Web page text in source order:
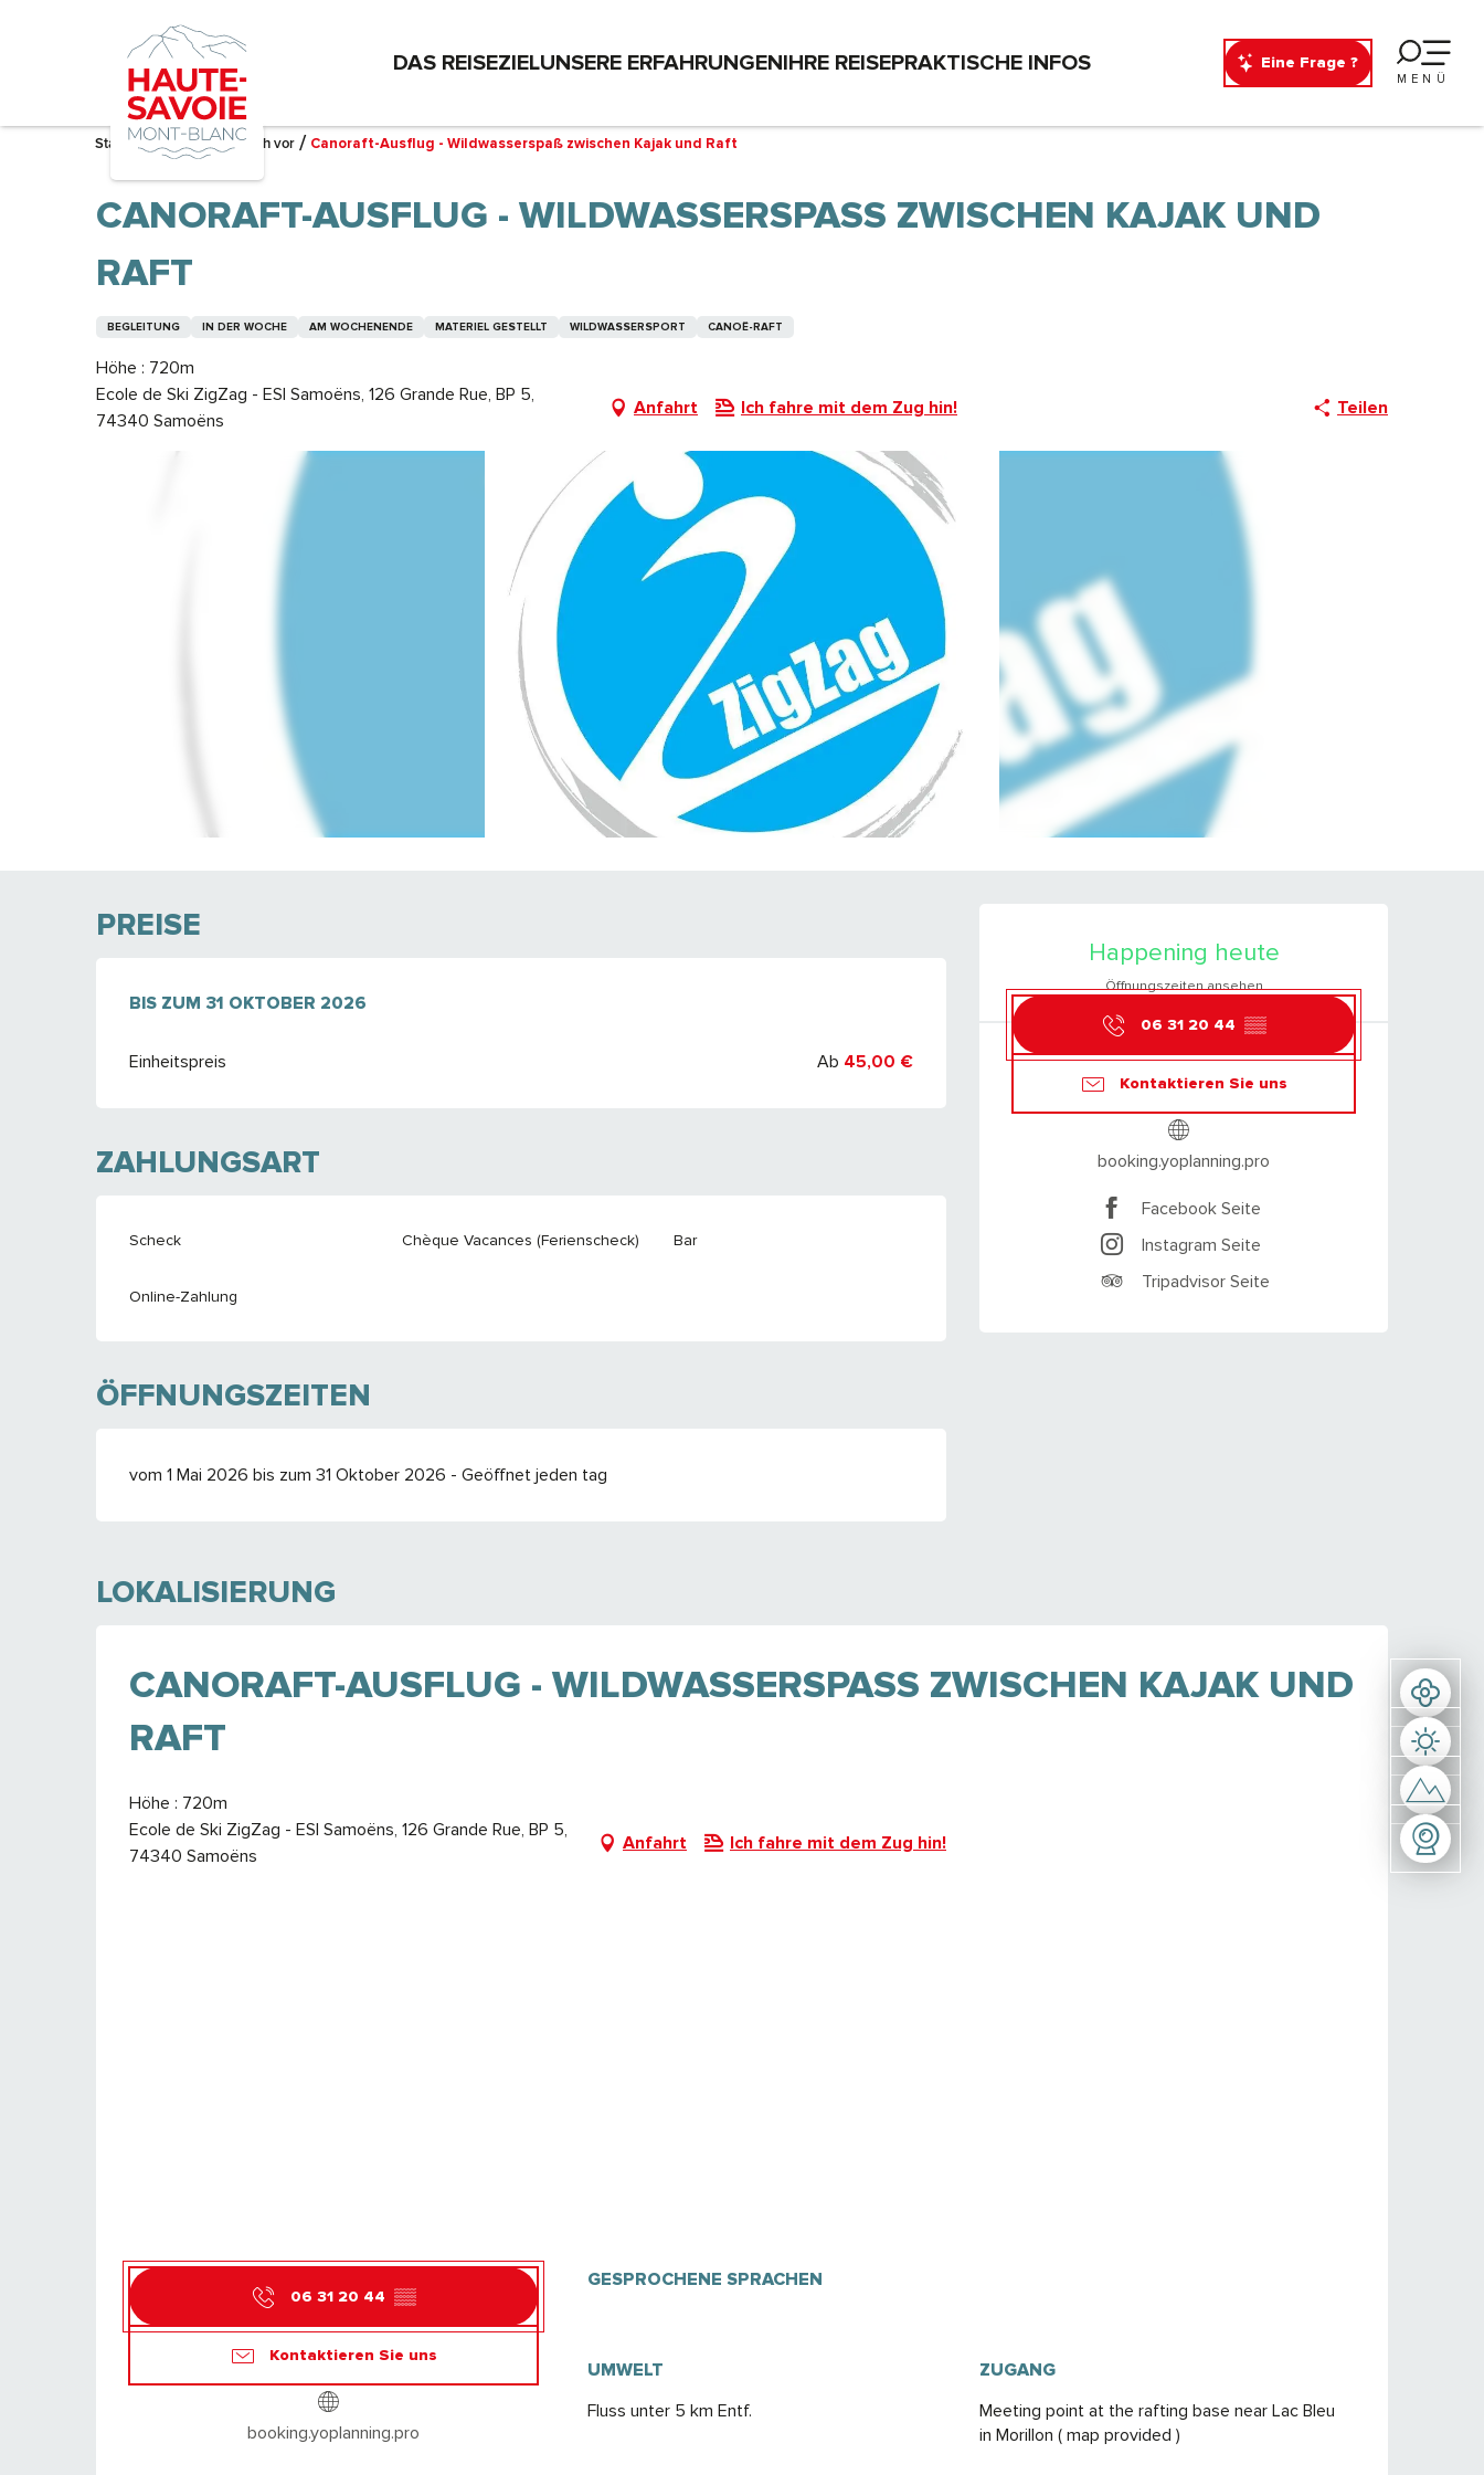
Eine Frage ?
MENÜ
DAS REISEZIELUNSERE ERFAHRUNGENIHRE REISEPRAKTISCHE INFOS
Startseite – Ich bereite mich vor Canoraft-Ausflug - Wildwasserspaß zwischen Kajak und Raft
CANORAFT-AUSFLUG - WILDWASSERSPASS ZWISCHEN KAJAK UND R
AFT
BEGLEITUNG IN DER WOCHE AM WOCHENENDE MATERIEL GESTELLT WILDWASSERSPORT CANOË-RAFT
Höhe : 720m
Ecole de Ski ZigZag - ESI Samoëns, 126 Grande Rue, BP 5,
74340 Samoëns
Anfahrt Ich fahre mit dem Zug hin! Teilen
ÖFFNUNGSZEITEN
Happening heute
Öffnungszeiten ansehen
06 31 20 44 ▒▒
Kontaktieren Sie uns
booking.yoplanning.pro
Facebook Seite
Instagram Seite
Tripadvisor Seite
PREISE
AB1 MAI 2026BIS ZUM31 OKTOBER 2026
BIS ZUM 31 OKTOBER 2026
Einheitspreis Ab 45,00 €
ZAHLUNGSART
Scheck Chèque Vacances (Ferienscheck) Bar
Online-Zahlung
ÖFFNUNGSZEITEN
vom 1 Mai 2026 bis zum 31 Oktober 2026 - Geöffnet jeden tag
LOKALISIERUNG
CANORAFT-AUSFLUG - WILDWASSERSPASS ZWISCHEN KAJAK UND R
AFT
Höhe : 720m
Ecole de Ski ZigZag - ESI Samoëns, 126 Grande Rue, BP 5,
74340 Samoëns
Anfahrt Ich fahre mit dem Zug hin!
06 31 20 44 ▒▒
Kontaktieren Sie uns
booking.yoplanning.pro
GESPROCHENE SPRACHEN
GESPROCHENE SPRACHEN
UMWELT
UMWELT
Fluss unter 5 km Entf.
ZUGANG
ZUGANG
Meeting point at the rafting base near Lac Bleu
in Morillon ( map provided )